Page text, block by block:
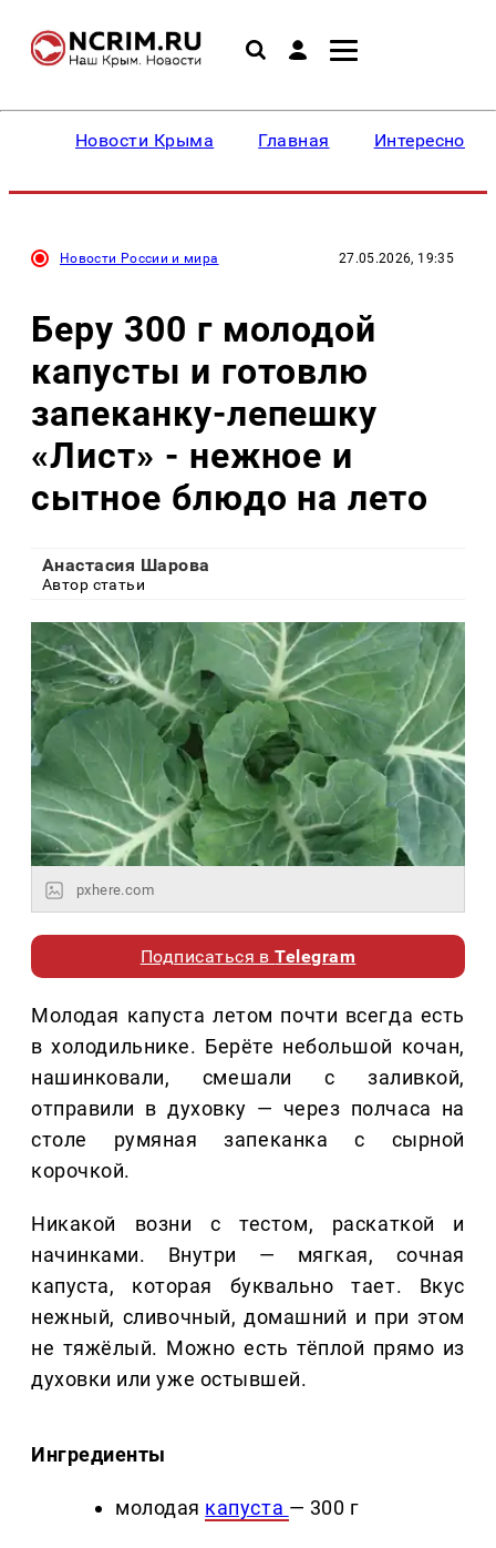
Новости Крыма Главная Интересное
Новости России и мира 27.05.2026, 19:35
Беру 300 г молодой
капусты и готовлю
запеканку-лепешку
«Лист» - нежное и
сытное блюдо на лето
Анастасия Шарова
Автор статьи
pxhere.com
Подписаться вTelegram
Молодая капуста летом почти всегда есть
в холодильнике. Берёте небольшой кочан,
нашинковали, смешали с заливкой,
отправили в духовку — через полчаса на
столе румяная запеканка с сырной
корочкой.
Никакой возни с тестом, раскаткой и
начинками. Внутри — мягкая, сочная
капуста, которая буквально тает. Вкус
нежный, сливочный, домашний и при этом
не тяжёлый. Можно есть тёплой прямо из
духовки или уже остывшей.
Ингредиенты
молодая капуста — 300 г